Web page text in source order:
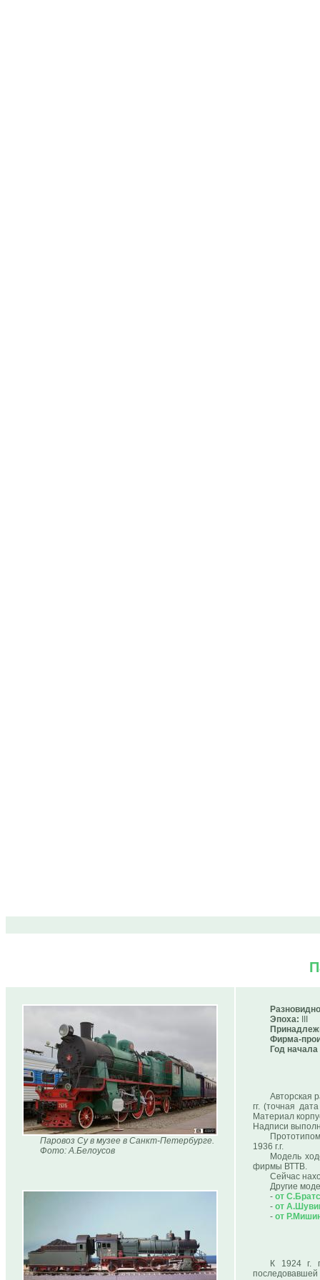
Паровоз Су в музее в Санкт-Петербурге.
Фото: А.Белоусов
Эпоха:
Фирма-
Год
Авторская
гг. (точная
Материал
Надписи
1936 г.г.
Модель
фирмы ВТТВ.
Сейчас
Другие
- от
- от
- от
К 1924 г.